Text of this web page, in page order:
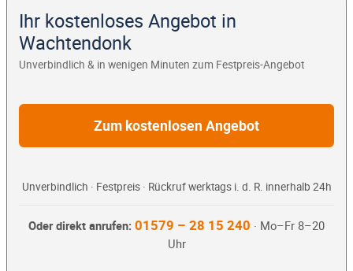
Ihr kostenloses Angebot in
Wachtendonk
Unverbindlich & in wenigen Minuten zum Festpreis-Angebot
Zum kostenlosen Angebot
Unverbindlich · Festpreis · Rückruf werktags i. d. R. innerhalb 24h
Oder direkt anrufen: 01579 – 28 15 240 · Mo–Fr 8–20
Uhr